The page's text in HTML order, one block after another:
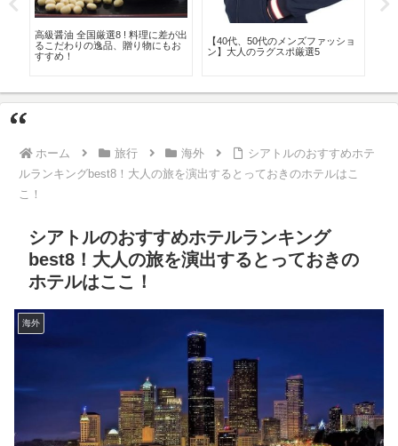
50代のオフィスカジュアル おすす
め秋・冬コーデ8選！楽ちん＆ラグ
ジュアリーがポイント！
大人がはまるクロスバイク 海外の
おすすめメーカー、車種８選！
ホーム 旅行 海外
シアトルのおすすめホテ
ルランキングbest8！大人の旅を演出するとっておきのホテルはこ
こ！
シアトルのおすすめホテルランキング
best8！大人の旅を演出するとっておきの
ホテルはここ！
海外